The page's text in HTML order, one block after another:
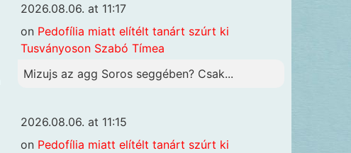
2026.08.06. at 11:17
on Pedofília miatt elítélt tanárt szúrt ki
Tusványoson Szabó Tímea
Mizujs az agg Soros seggében? Csak...
2026.08.06. at 11:15
on Pedofília miatt elítélt tanárt szúrt ki